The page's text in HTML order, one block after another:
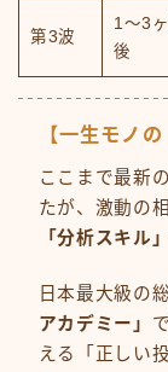
第3波
1〜3ヶ
後
【一生モノ
ここまで最新
たが、激動の
「分析スキル」
日本最大級の
アカデミー」
える「正しい